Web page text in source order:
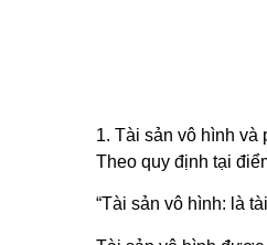
1. Tài sản vô hình và
Theo quy định tại
“Tài sản vô hình: là